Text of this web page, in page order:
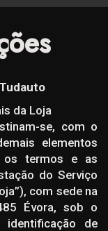
da Loja
se, com o
elementos
os termos e as
do Serviço
com sede na
Évora, sob o
de